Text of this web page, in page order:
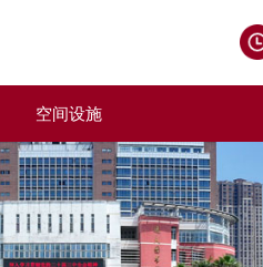
空间设施